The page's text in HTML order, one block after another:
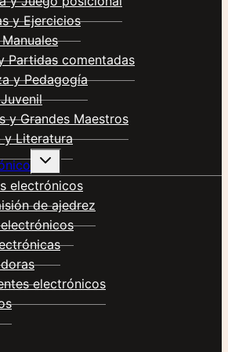
y Ejercicios
Partidas comentadas
y Pedagogía
y Grandes Maestros
y Literatura
Alternar
hijo
electrónicos
de ajedrez
electrónicos